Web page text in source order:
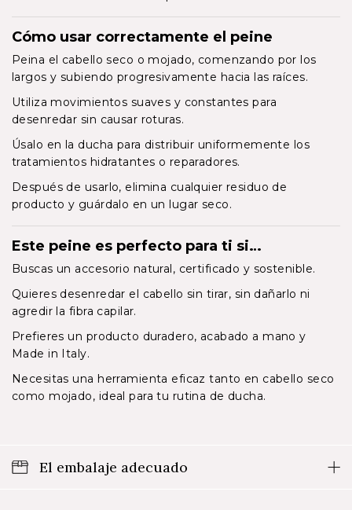
Cómo usar correctamente el peine
Peina el cabello seco o mojado, comenzando por los
largos y subiendo progresivamente hacia las raíces.
Utiliza movimientos suaves y constantes para
desenredar sin causar roturas.
Úsalo en la ducha para distribuir uniformemente los
tratamientos hidratantes o reparadores.
Después de usarlo, elimina cualquier residuo de
producto y guárdalo en un lugar seco.
Este peine es perfecto para ti si…
Buscas un accesorio natural, certificado y sostenible.
Quieres desenredar el cabello sin tirar, sin dañarlo ni
agredir la fibra capilar.
Prefieres un producto duradero, acabado a mano y
Made in Italy.
Necesitas una herramienta eficaz tanto en cabello seco
como mojado, ideal para tu rutina de ducha.
El embalaje adecuado